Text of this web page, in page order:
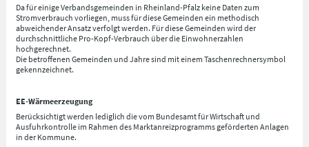
Da für einige Verbandsgemeinden in Rheinland-Pfalz keine Daten zum
Stromverbrauch vorliegen, muss für diese Gemeinden ein methodisch
abweichender Ansatz verfolgt werden. Für diese Gemeinden wird der
durchschnittliche Pro-Kopf-Verbrauch über die Einwohnerzahlen
hochgerechnet.
Die betroffenen Gemeinden und Jahre sind mit einem Taschenrechnersymbol
gekennzeichnet.
EE-Wärmeerzeugung
Berücksichtigt werden lediglich die vom Bundesamt für Wirtschaft und
Ausfuhrkontrolle im Rahmen des Marktanreizprogramms geförderten Anlagen
in der Kommune.